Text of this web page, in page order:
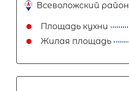
Всеволожский район
Площадь кухни
Жилая площадь